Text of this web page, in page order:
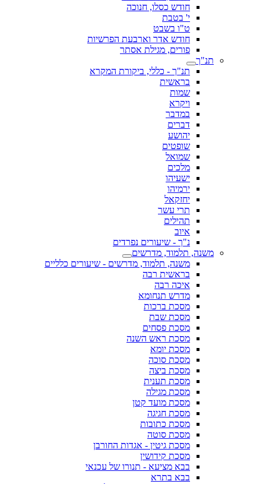
חודש כסלו, חנוכה
י' בטבת
ט"ו בשבט
חודש אדר וארבעת הפרשיות
פורים, מגילת אסתר
תנ"ך
תנ"ך - כללי, ביקורת המקרא
בראשית
שמות
ויקרא
במדבר
דברים
יהושע
שופטים
שמואל
מלכים
ישעיהו
ירמיהו
יחזקאל
תרי עשר
תהילים
איוב
נ"ך - שיעורים נפרדים
משנה, תלמוד, מדרשים
משנה, תלמוד, מדרשים - שיעורים כלליים
בראשית רבה
איכה רבה
מדרש תנחומא
מסכת ברכות
מסכת שבת
מסכת פסחים
מסכת ראש השנה
מסכת יומא
מסכת סוכה
מסכת ביצה
מסכת תענית
מסכת מגילה
מסכת מועד קטן
מסכת חגיגה
מסכת כתובות
מסכת סוטה
מסכת גיטין - אגדות החורבן
מסכת קידושין
בבא מציעא - תנורו של עכנאי
בבא בתרא